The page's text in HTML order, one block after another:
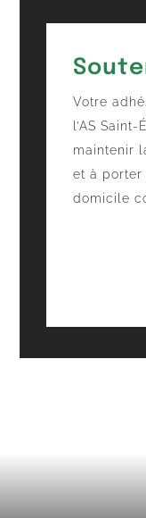
Votre
l’AS
maintenir
et à porter
domicile